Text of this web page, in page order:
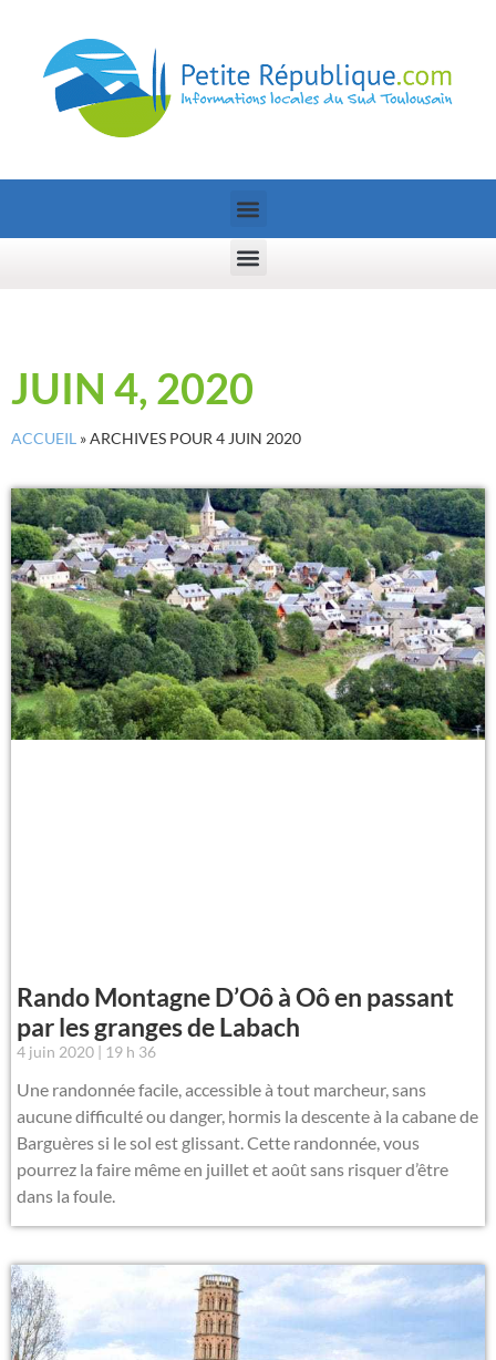
JUIN 4, 2020
ACCUEIL »ARCHIVES POUR 4 JUIN 2020
Rando Montagne D’Oô à Oô en passant
par les granges de Labach
4 juin 2020 19 h 36
Une randonnée facile, accessible à tout marcheur, sans
aucune difficulté ou danger, hormis la descente à la cabane de
Barguères si le sol est glissant. Cette randonnée, vous
pourrez la faire même en juillet et août sans risquer d’être
dans la foule.